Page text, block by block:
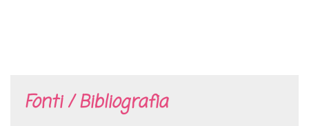
Fonti / Bibliografia